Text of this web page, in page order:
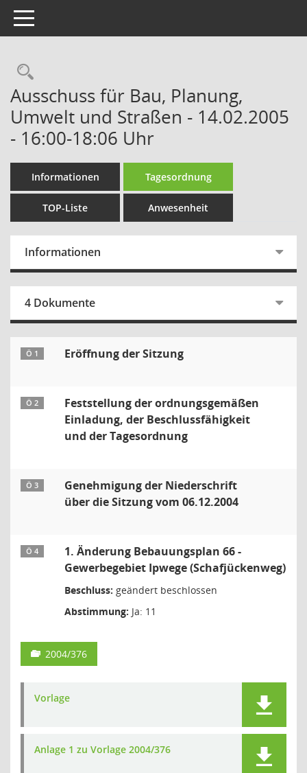
Toggle navigation
Rechercheauswahl
Ausschuss für Bau, Planung,
Umwelt und Straßen - 14.02.2005
- 16:00-18:06 Uhr
Informationen Tagesordnung
TOP-Liste Anwesenheit
Informationen
4 Dokumente
Ö 1 Eröffnung der Sitzung
Ö 2
Feststellung der ordnungsgemäßen
Einladung, der Beschlussfähigkeit
und der Tagesordnung
Ö 3
Genehmigung der Niederschrift
über die Sitzung vom 06.12.2004
Ö 4
1. Änderung Bebauungsplan 66 -
Gewerbegebiet Ipwege (Schafjückenweg)
Beschluss: geändert beschlossen
Abstimmung: Ja: 11
2004/376
Vorlage
Anlage 1 zu Vorlage 2004/376